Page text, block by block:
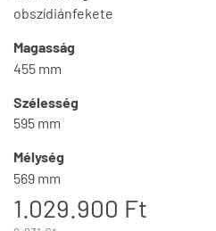
obszídiánfekete
Magasság
455 mm
Szélesség
595 mm
Mélység
569 mm
1.029.900 Ft